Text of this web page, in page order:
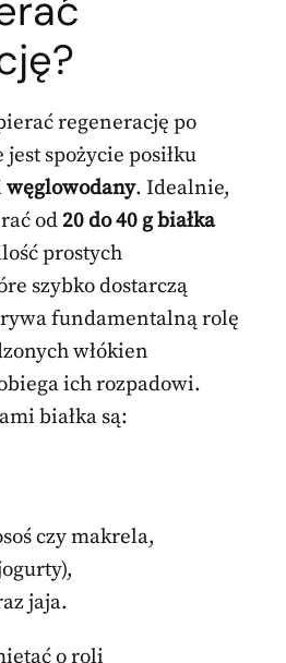
regenerację po
spożycie posiłku
węglowodany. Idealnie,
od 20 do 40 g białka
prostych
szybko dostarczą
fundamentalną rolę
włókien
ich rozpadowi.
białka są:
czy makrela,
jaja.
o roli